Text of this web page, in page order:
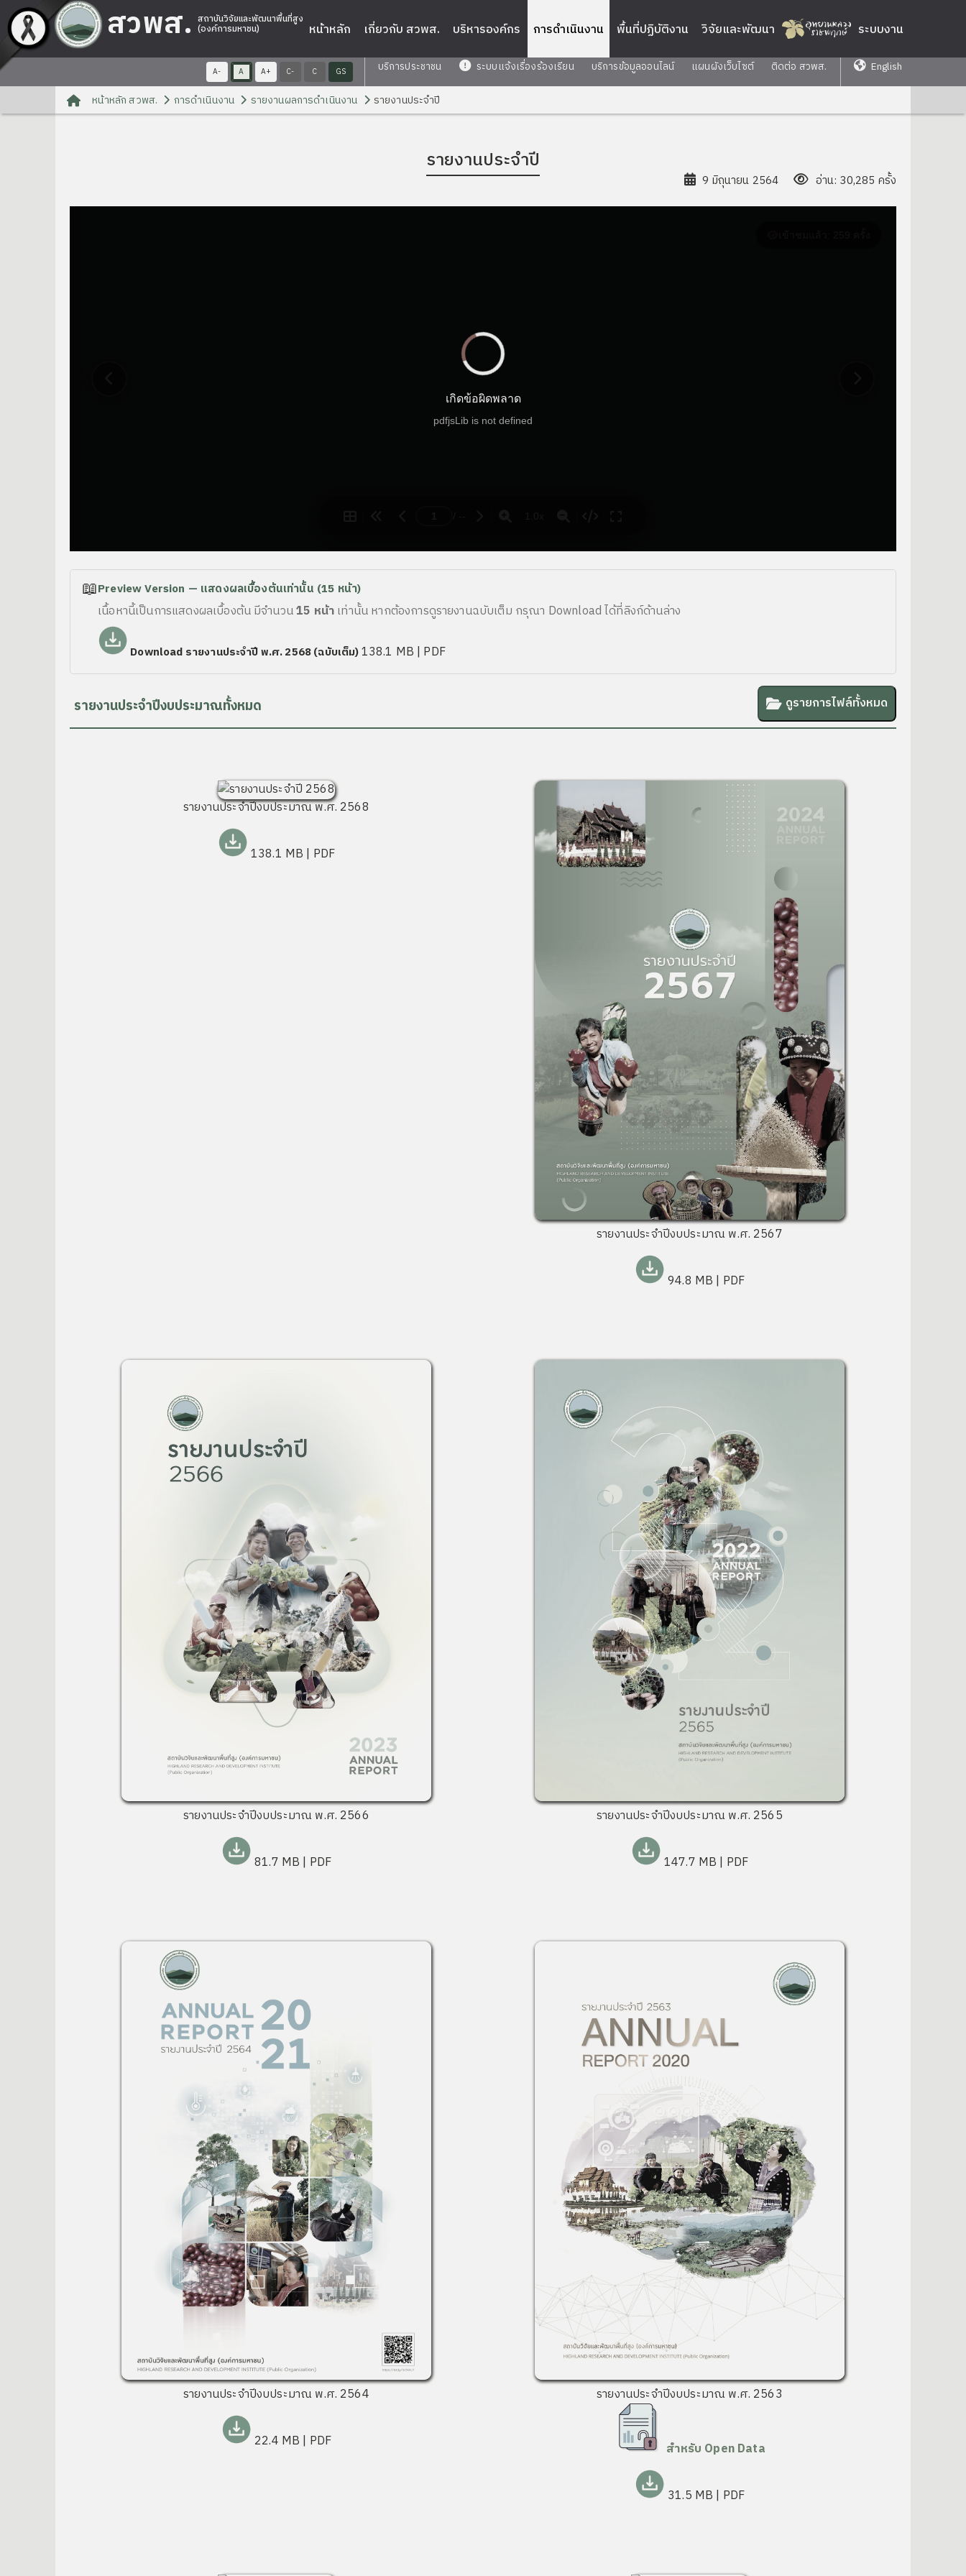
สวพส. สถาบันวิจัยและพัฒนาพื้นที่สูง
(องค์การมหาชน) หน้าหลัก เกี่ยวกับ สวพส. บริหารองค์กร การดำเนินงาน พื้นที่ปฏิบัติงาน วิจัยและพัฒนา ระบบงาน
A- A A+ C- C GS บริการประชาชน ระบบแจ้งเรื่องร้องเรียน บริการข้อมูลออนไลน์ แผนผังเว็บไซต์ ติดต่อ สวพส. English
หน้าหลัก สวพส. การดำเนินงาน รายงานผลการดำเนินงาน รายงานประจำปี
รายงานประจำปี
9 มิถุนายน 2564 อ่าน: 30,285 ครั้ง
📖Preview Version — แสดงผลเบื้องต้นเท่านั้น (15 หน้า)
เนื้อหานี้เป็นการแสดงผลเบื้องต้น มีจำนวน15 หน้าเท่านั้น หากต้องการดูรายงานฉบับเต็ม กรุณา Download ได้ที่ลิงก์ด้านล่าง
Download รายงานประจำปี พ.ศ. 2568 (ฉบับเต็ม)138.1 MB | PDF
รายงานประจำปีงบประมาณทั้งหมด ดูรายการไฟล์ทั้งหมด
รายงานประจำปีงบประมาณ พ.ศ. 2568
138.1 MB | PDF
รายงานประจำปีงบประมาณ พ.ศ. 2567
94.8 MB | PDF
รายงานประจำปีงบประมาณ พ.ศ. 2566
81.7 MB | PDF
รายงานประจำปีงบประมาณ พ.ศ. 2565
147.7 MB | PDF
รายงานประจำปีงบประมาณ พ.ศ. 2564
22.4 MB | PDF
รายงานประจำปีงบประมาณ พ.ศ. 2563
สำหรับ Open Data
31.5 MB | PDF